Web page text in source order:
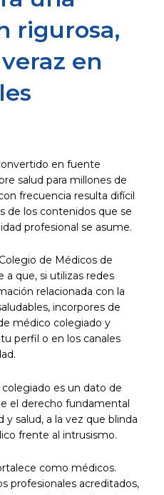
rigurosa,
en
en fuente
salud para millones de
frecuencia resulta difícil
de los contenidos que se
profesional se asume.
de Médicos de
a que, si utilizas redes
relacionada con la
incorpores de
médico colegiado y
perfil o en los canales
es un dato de
el derecho fundamental
y salud, a la vez que blinda
frente al intrusismo.
como médicos.
profesionales acreditados,